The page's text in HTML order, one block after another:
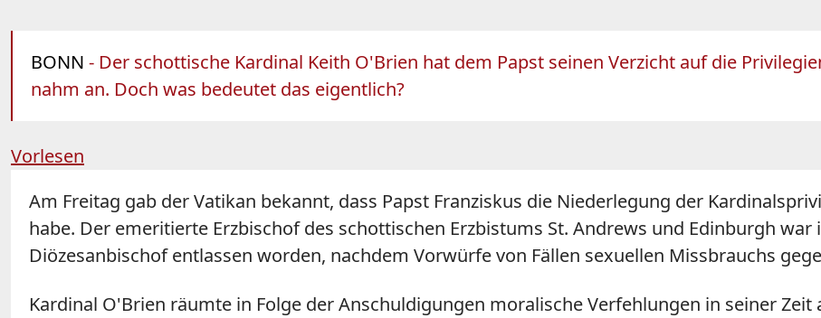
BONN - Der schottische Kardinal Keith O'Brien hat dem Papst seinen Verzicht auf die
nahm an. Doch was bedeutet das eigentlich?
Vorlesen
Am Freitag gab der Vatikan bekannt, dass Papst Franziskus die Niederlegung der
habe. Der emeritierte Erzbischof des schottischen Erzbistums St. Andrews und Edinburgh
Diözesanbischof entlassen worden, nachdem Vorwürfe von Fällen sexuellen Missbrauchs
Kardinal O'Brien räumte in Folge der Anschuldigungen moralische Verfehlungen in seiner Zeit